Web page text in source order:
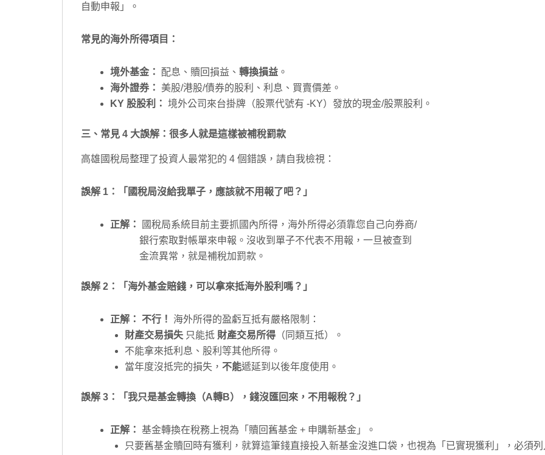
自動申報」。
常見的海外所得項目：
境外基金： 配息、贖回損益、 轉換損益。
海外證券：
美股/港股/債券的股利、利息、買賣價差。
KY 股股利： 境外公司來台掛牌（股票代號有 -KY）發放的現金/股票股利。
三、常見 4 大誤解：很多人就是這樣被補稅罰款
高雄國稅局整理了投資人最常犯的 4 個錯誤，請自我檢視：
誤解 1：「國稅局沒給我單子，應該就不用報了吧？」
正解：
國稅局系統目前主要抓國內所得，海外所得必須靠您自己向券商/
銀行索取對帳單來申報。沒收到單子不代表不用報，一旦被查到
金流異常，就是補稅加罰款。
誤解 2：「海外基金賠錢，可以拿來抵海外股利嗎？」
正解： 不行！
海外所得的盈虧互抵有嚴格限制：
財產交易損失只能抵 財產交易所得（同類互抵）。
不能拿來抵利息、股利等其他所得。
當年度沒抵完的損失， 不能遞延到以後年度使用。
誤解 3：「我只是基金轉換（A轉B），錢沒匯回來，不用報稅？」
正解： 基金轉換在稅務上視為「贖回舊基金 + 申購新基金」。
只要舊基金贖回時有獲利，就算這筆錢直接投入新基金沒進口袋，也視為「已實現獲利」，必須列